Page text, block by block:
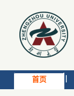
首页